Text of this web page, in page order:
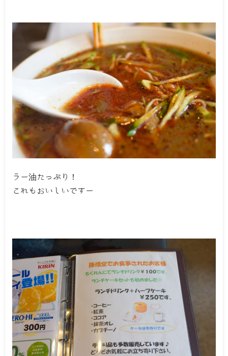
ラー油たっぷり！
これもおいしいですー